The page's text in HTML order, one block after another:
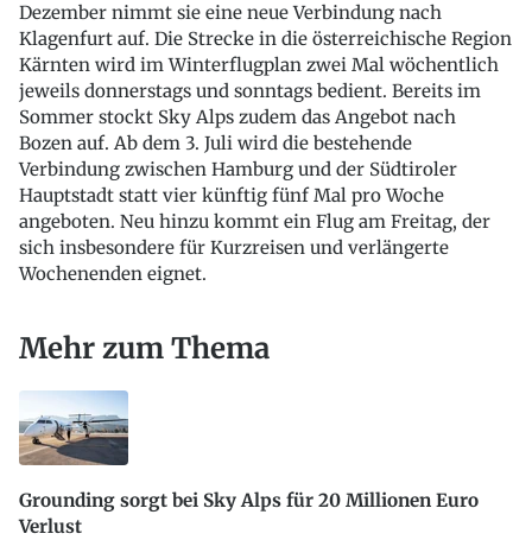
Dezember nimmt sie eine neue Verbindung nach
Klagenfurt auf. Die Strecke in die österreichische Region
Kärnten wird im Winterflugplan zwei Mal wöchentlich
jeweils donnerstags und sonntags bedient. Bereits im
Sommer stockt Sky Alps zudem das Angebot nach
Bozen auf. Ab dem 3. Juli wird die bestehende
Verbindung zwischen Hamburg und der Südtiroler
Hauptstadt statt vier künftig fünf Mal pro Woche
angeboten. Neu hinzu kommt ein Flug am Freitag, der
sich insbesondere für Kurzreisen und verlängerte
Wochenenden eignet.
Mehr zum Thema
Grounding sorgt bei Sky Alps für 20 Millionen Euro
Verlust